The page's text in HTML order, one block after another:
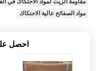
مقاومة الزيت لمواد الاحتكاك في
مواد الصفائح عالية الاحتكاك
احصل